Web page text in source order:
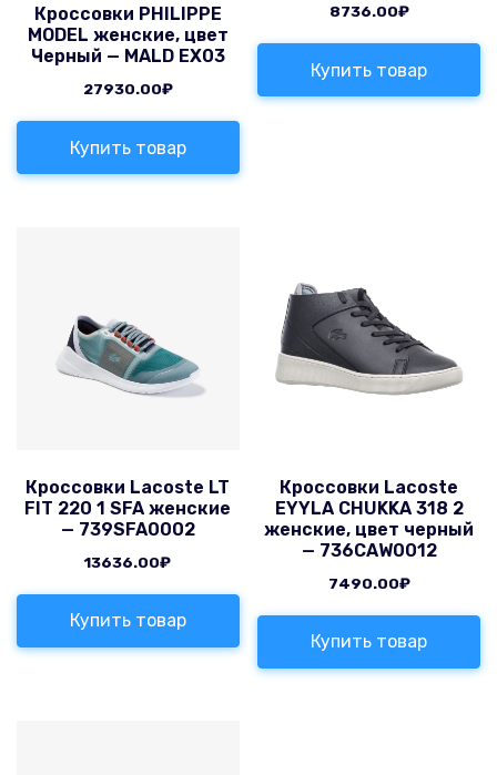
Кроссовки PHILIPPE
MODEL женские, цвет
Черный — MALD EX03
27930.00₽
Купить товар
8736.00₽
Купить товар
Кроссовки Lacoste LT
FIT 220 1 SFA женские
— 739SFA0002
13636.00₽
Купить товар
Кроссовки Lacoste
EYYLA CHUKKA 318 2
женские, цвет черный
— 736CAW0012
7490.00₽
Купить товар